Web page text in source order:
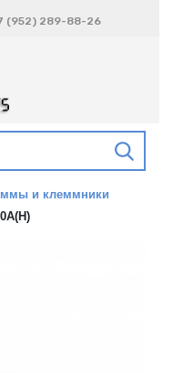
(952) 289-88-26
и клеммники